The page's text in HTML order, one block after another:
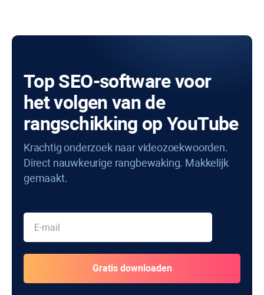
Top SEO-software voor
het volgen van de
rangschikking op YouTube
Krachtig onderzoek naar videozoekwoorden.
Direct nauwkeurige rangbewaking. Makkelijk
gemaakt.